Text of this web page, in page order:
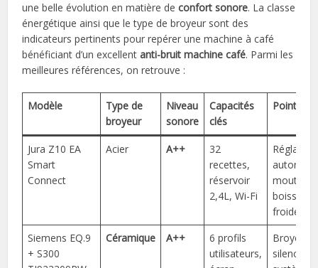
une belle évolution en matière deconfort sonore. La classe
énergétique ainsi que le type de broyeur sont des
indicateurs pertinents pour repérer une machine à café
bénéficiant d’un excellentanti-bruit machine café. Parmi les
meilleures références, on retrouve :
Modèle
Type de
broyeur
Niveau
sonore
Capacités
clés
Points
Jura Z10 EA
Smart
Connect
Acier A++
32
recettes,
réservoir
2,4L, Wi-Fi
Réglage
mouture,
boisson
froide
Siemens EQ.9
+ S300
Céramique A++
6 profils
utilisateurs,
Broyeur